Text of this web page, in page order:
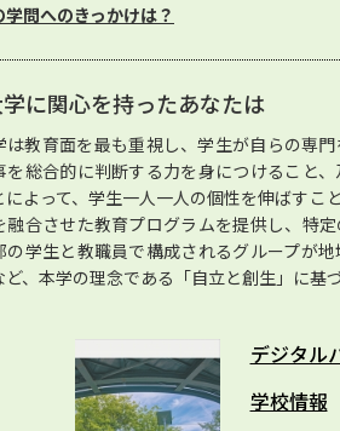
学問へのきっかけは？
に関心を持ったあなたは
は教育面を最も重視し、学生が自らの専
を総合的に判断する力を身につけること
によって、学生一人一人の個性を伸ばすこ
融合させた教育プログラムを提供し、特
の学生と教職員で構成されるグループが
ど、本学の理念である「自立と創生」に基
デジタル
学校情報